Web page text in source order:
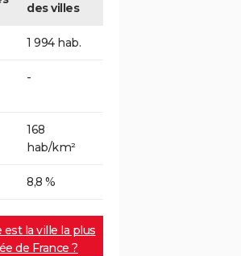
des villes
1 994 hab.
-
168
hab/km²
8,8 %
est la ville la plus
de France ?